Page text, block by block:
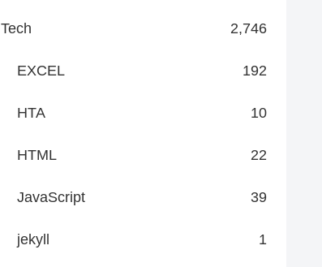
Tech 2,746
EXCEL 192
HTA 10
HTML 22
JavaScript 39
jekyll 1